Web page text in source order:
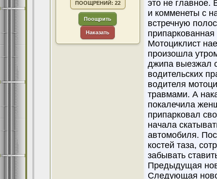
ПООЩРЕНИЙ: 22
Поощрить
Наказать
это не главное.
и комменеты с
встречную
Мотоциклист
произошла
джипа выезжал
водительских
водителя
травмами. А
покалечила
припарковал
начала
автомобиля.
костей таза,
забывать
Предыдущая
Следующая